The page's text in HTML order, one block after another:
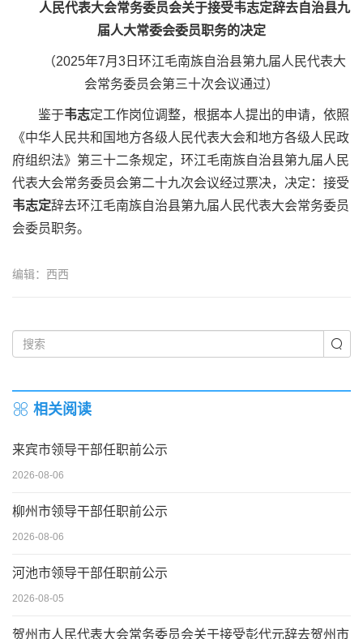
人民代表大会常务委员会关于接受韦志定辞去自治县九
届人大常委会委员职务的决定
（2025年7月3日环江毛南族自治县第九届人民代表大
会常务委员会第三十次会议通过）
鉴于韦志定工作岗位调整，根据本人提出的申请，依照
《中华人民共和国地方各级人民代表大会和地方各级人民政
府组织法》第三十二条规定，环江毛南族自治县第九届人民
代表大会常务委员会第二十九次会议经过票决，决定：接受
韦志定辞去环江毛南族自治县第九届人民代表大会常务委员
会委员职务。
编辑：西西
相关阅读
来宾市领导干部任职前公示
2026-08-06
柳州市领导干部任职前公示
2026-08-06
河池市领导干部任职前公示
2026-08-05
贺州市人民代表大会常务委员会关于接受彭代元辞去贺州市